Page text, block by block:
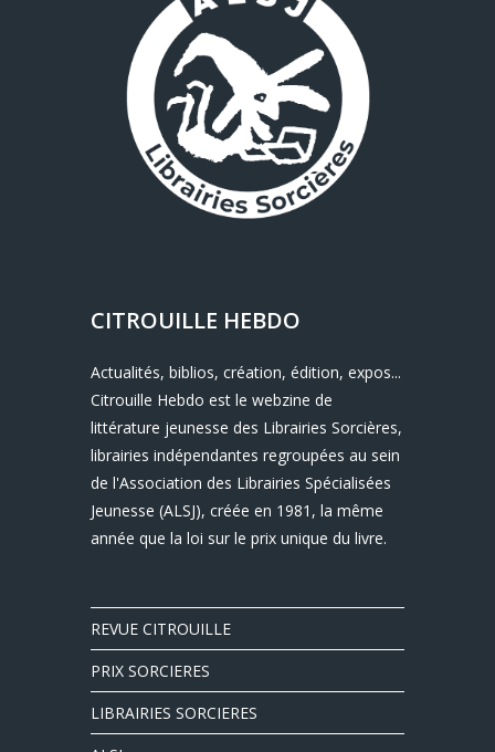
CITROUILLE HEBDO
Actualités, biblios, création, édition, expos...
Citrouille Hebdo est le webzine de
littérature jeunesse des Librairies Sorcières,
librairies indépendantes regroupées au sein
de l'Association des Librairies Spécialisées
Jeunesse (ALSJ), créée en 1981, la même
année que la loi sur le prix unique du livre.
REVUE CITROUILLE
PRIX SORCIERES
LIBRAIRIES SORCIERES